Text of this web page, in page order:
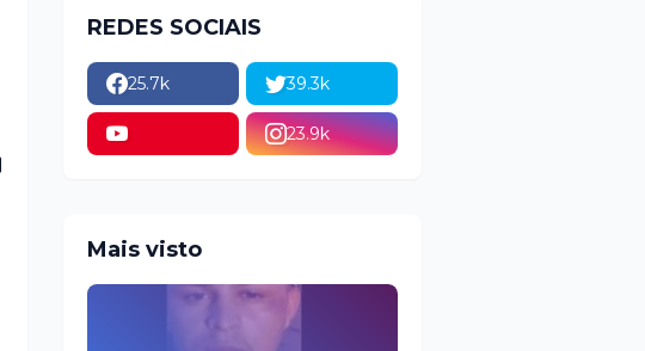
REDES SOCIAIS
25.7k 39.3k
23.9k
Mais visto